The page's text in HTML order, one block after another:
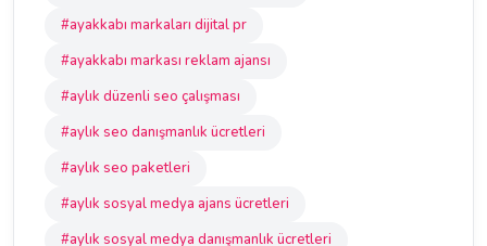
#ayakkabı markaları dijital pr
#ayakkabı markası reklam ajansı
#aylık düzenli seo çalışması
#aylık seo danışmanlık ücretleri
#aylık seo paketleri
#aylık sosyal medya ajans ücretleri
#aylık sosyal medya danışmanlık ücretleri